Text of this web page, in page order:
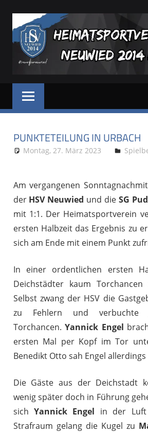
springen
Dein
Sportverein
für
Neuwied
PUNKTETEILUNG IN URBACH
Montag, 27. März 2023
Am vergangenen
der HSV Neuwied und die SG
mit 1:1. Der Heimatsportverein
ersten Halbzeit das Ergebnis zu
sich am Ende mit einem Punkt
In einer ordentlichen ersten
Deichstädter kaum
Selbst zwang der HSV die
zu Fehlern und verbuchte
Torchancen. Yannick Engel
ersten Mal per Kopf im Tor
Benedikt Otto sah Engel
Die Gäste aus der Deichstadt
wenig später doch in Führung
sich Yannick Engel in der Luft
Strafraum gelang die Kugel zu